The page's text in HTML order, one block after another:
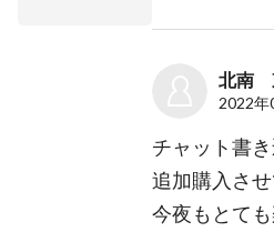
北南
2022年
チャット書
追加購入さ
今夜もとて